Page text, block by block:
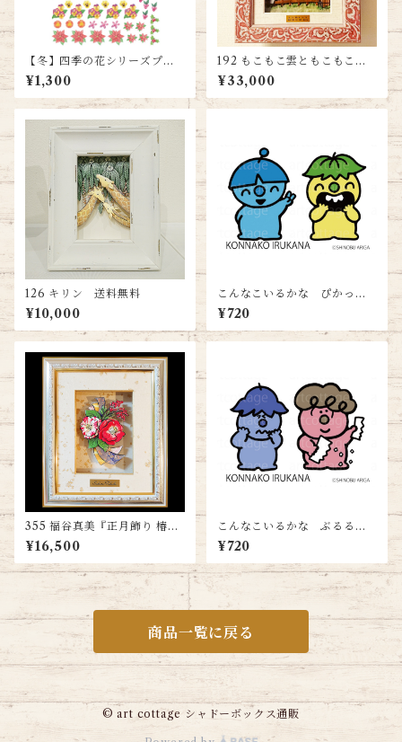
【冬】四季の花シリーズプリ
ント＜A4サイズ＞ 送料込み
¥1,300
192 もこもこ雲ともこもこ
羊 送料無料
¥33,000
126 キリン 送料無料
¥10,000
こんなこいるかな ぴかっと
＆げらら＜ハガキサイズ＞送
料無料
¥720
355 福谷真美『正月飾り 椿』
送料無料
¥16,500
こんなこいるかな ぶるる＆
ぽいっと＜ハガキサイズ＞送
料無料
¥720
商品一覧に戻る
© art cottage シャドーボックス通販